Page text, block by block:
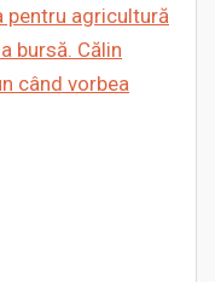
pentru agricultură
bursă. Călin
când vorbea